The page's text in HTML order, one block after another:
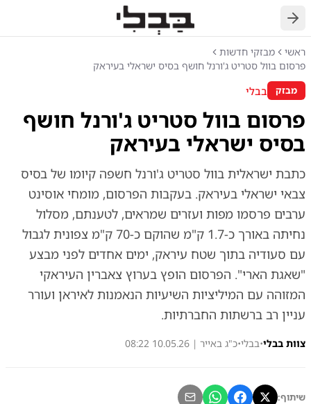
חזרה
ראשי
מבזקי חדשות
פרסום בוול סטריט ג'ורנל חושף בסיס ישראלי בעיראק
מבזק בבלי
פרסום בוול סטריט ג'ורנל חושף
בסיס ישראלי בעיראק
כתבת ישראלית בוול סטריט ג'ורנל חשפה קיומו של בסיס
צבאי ישראלי בעיראק. בעקבות הפרסום, מומחי אוסינט
ערבים פרסמו מפות ועזרים שמראים, לטענתם, מסלול
נחיתה באורך כ-1.7 ק"מ שהוקם כ-70 ק"מ צפונית לגבול
עם סעודיה בתוך שטח עיראק, ימים אחדים לפני מבצע
"שאגת הארי". הפרסום הופץ בערוץ צאברין העיראקי
המזוהה עם המיליציות השיעיות הנאמנות לאיראן ועורר
עניין רב ברשתות החברתיות.
צוות בבלי•בבלי•כ"ג באייר | 10.05.26 08:22
שיתוף: